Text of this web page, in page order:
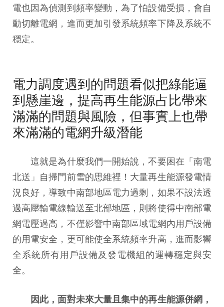
電也因為偵測到頻率變動，為了怕設備受損，會自
動切離電網，進而更加引發系統頻率下降及系統不
穩定。
電力調度遇到的問題看似把綠能逼
到懸崖邊，提高再生能源占比帶來
滿滿的問題與風險，但事實上也帶
來滿滿的電網升級潛能
這就是為什麼我們一開始說，不要困在「南電
北送」自掃門前雪的思維裡！大量再生能源發電情
況良好，導致中南部地區電力過剩，如果不設法透
過高壓輸電線輸送至北部地區，則將使得中南部電
網電壓過高，不僅影響中南部區域電網內用戶設備
的用電安全，更可能使全系統頻率升高，進而影響
全系統所有用戶設備及發電機組的運轉穩定與安
全。
因此，面對未來大量且集中的再生能源併網，